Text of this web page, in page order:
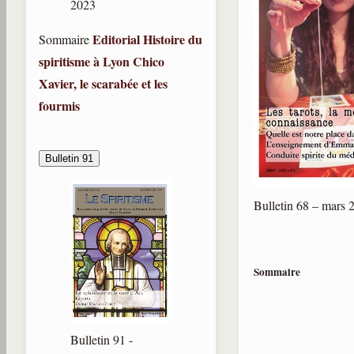
2023
SommaireEditorialHistoire du
spiritisme à LyonChico
Xavier, le scarabée et les
fourmis
Bulletin 91
Bulletin 91 -
Bulletin 68 – mars
Sommaire